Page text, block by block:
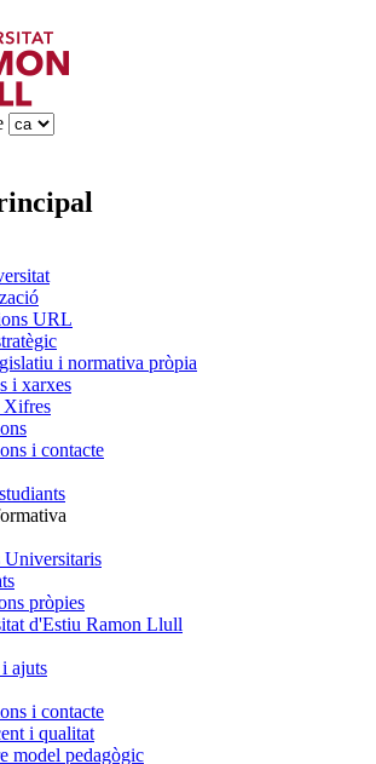
URL
i normativa pròpia
i xarxes
Xifres
i contacte
Universitaris
pròpies
d'Estiu Ramon Llull
ajuts
i contacte
i qualitat
model pedagògic